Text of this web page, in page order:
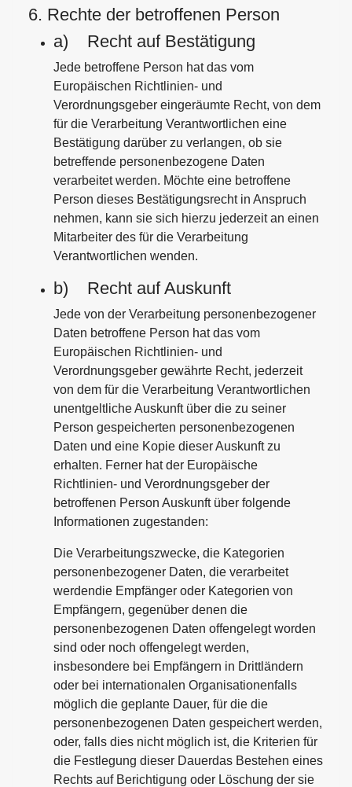
6. Rechte der betroffenen Person
a) Recht auf Bestätigung
Jede betroffene Person hat das vom
Europäischen Richtlinien- und
Verordnungsgeber eingeräumte Recht, von dem
für die Verarbeitung Verantwortlichen eine
Bestätigung darüber zu verlangen, ob sie
betreffende personenbezogene Daten
verarbeitet werden. Möchte eine betroffene
Person dieses Bestätigungsrecht in Anspruch
nehmen, kann sie sich hierzu jederzeit an einen
Mitarbeiter des für die Verarbeitung
Verantwortlichen wenden.
b) Recht auf Auskunft
Jede von der Verarbeitung personenbezogener
Daten betroffene Person hat das vom
Europäischen Richtlinien- und
Verordnungsgeber gewährte Recht, jederzeit
von dem für die Verarbeitung Verantwortlichen
unentgeltliche Auskunft über die zu seiner
Person gespeicherten personenbezogenen
Daten und eine Kopie dieser Auskunft zu
erhalten. Ferner hat der Europäische
Richtlinien- und Verordnungsgeber der
betroffenen Person Auskunft über folgende
Informationen zugestanden:
Die Verarbeitungszwecke, die Kategorien
personenbezogener Daten, die verarbeitet
werdendie Empfänger oder Kategorien von
Empfängern, gegenüber denen die
personenbezogenen Daten offengelegt worden
sind oder noch offengelegt werden,
insbesondere bei Empfängern in Drittländern
oder bei internationalen Organisationenfalls
möglich die geplante Dauer, für die die
personenbezogenen Daten gespeichert werden,
oder, falls dies nicht möglich ist, die Kriterien für
die Festlegung dieser Dauerdas Bestehen eines
Rechts auf Berichtigung oder Löschung der sie